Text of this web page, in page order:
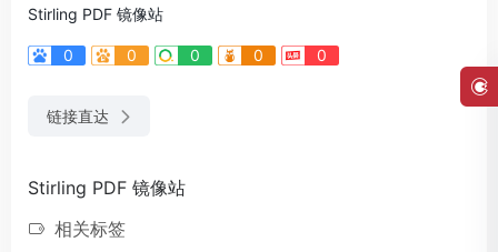
Stirling PDF 镜像站
0 0 0 0 0
链接直达
Stirling PDF 镜像站
相关标签